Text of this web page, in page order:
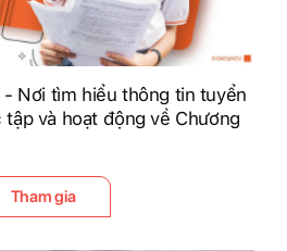
- Nơi tìm hiểu thông tin tuyển
và hoạt động về Chương
Tham gia